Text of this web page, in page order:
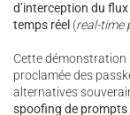
d’interception du
temps réel (real-time
Cette démonstration
proclamée des
alternatives
spoofing de prompts